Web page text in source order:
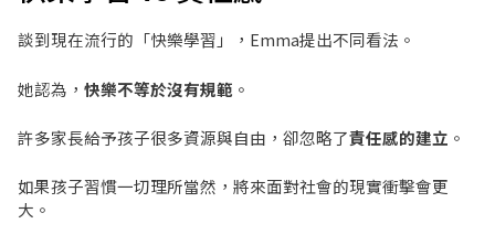
談到現在流行的「快樂學習」，Emma提出不同看法。
她認為， 快樂不等於沒有規範 。
許多家長給予孩子很多資源與自由，卻忽略了責任感的建立 。
如果孩子習慣一切理所當然，將來面對社會的現實衝擊會更
大。